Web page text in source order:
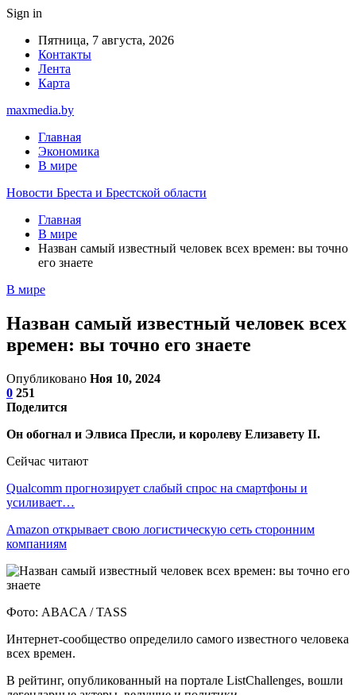
Sign in
Пятница, 7 августа, 2026
Контакты
Лента
Карта
maxmedia.by
Главная
Экономика
В мире
Новости Бреста и Брестской области
Главная
В мире
Назван самый известный человек всех времен: вы точно
его знаете
В мире
Назван самый известный человек всех
времен: вы точно его знаете
Опубликовано Ноя 10, 2024
0 251
Поделится
Он обогнал и Элвиса Пресли, и королеву Елизавету II.
Сейчас читают
Qualcomm прогнозирует слабый спрос на смартфоны и
усиливает…
Amazon открывает свою логистическую сеть сторонним
компаниям
Фото: ABACA / TASS
Интернет-сообщество определило самого известного человека
всех времен.
В рейтинг, опубликованный на портале ListChallenges, вошли